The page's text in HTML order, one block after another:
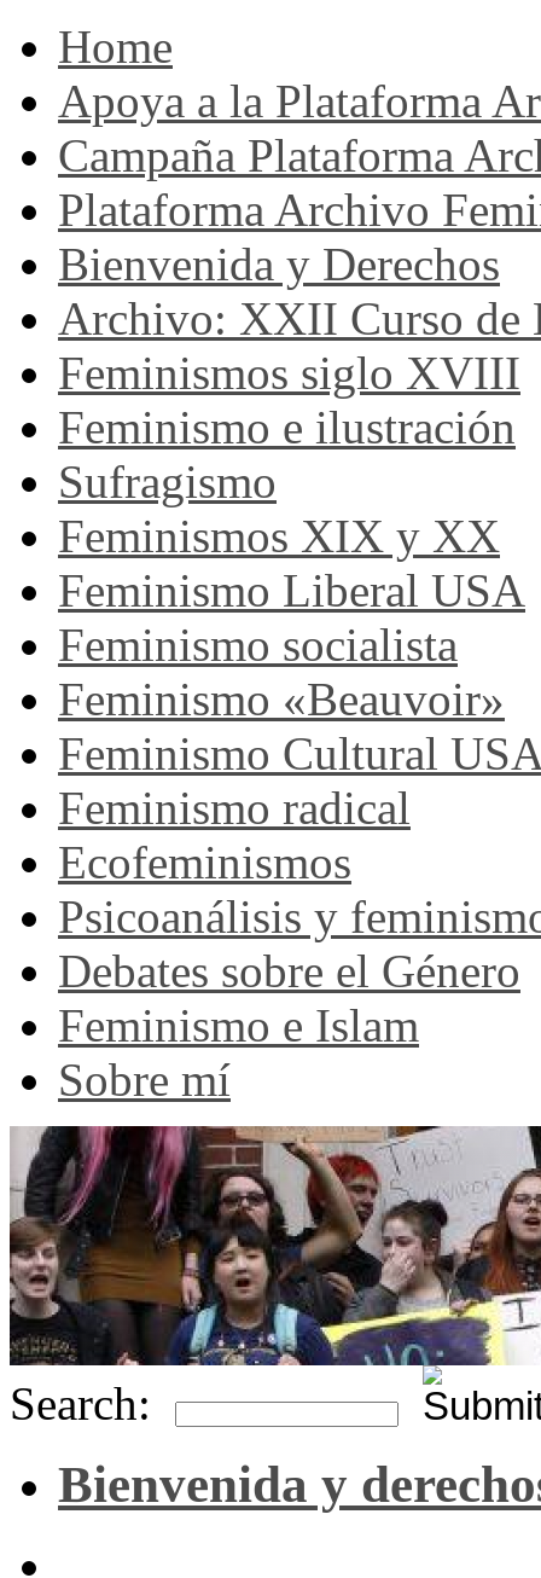
Home
Apoya a la Plataforma
Campaña Plataforma
Plataforma Archivo
Bienvenida y Derechos
Archivo: XXII Curso de
Feminismos siglo XVIII
Feminismo e ilustración
Sufragismo
Feminismos XIX y XX
Feminismo Liberal USA
Feminismo socialista
Feminismo «Beauvoir»
Feminismo Cultural
Feminismo radical
Ecofeminismos
Psicoanálisis y
Debates sobre el Género
Feminismo e Islam
Sobre mí
Search:
Bienvenida y